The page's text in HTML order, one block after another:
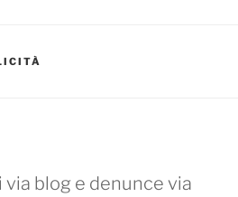
via blog e denunce via